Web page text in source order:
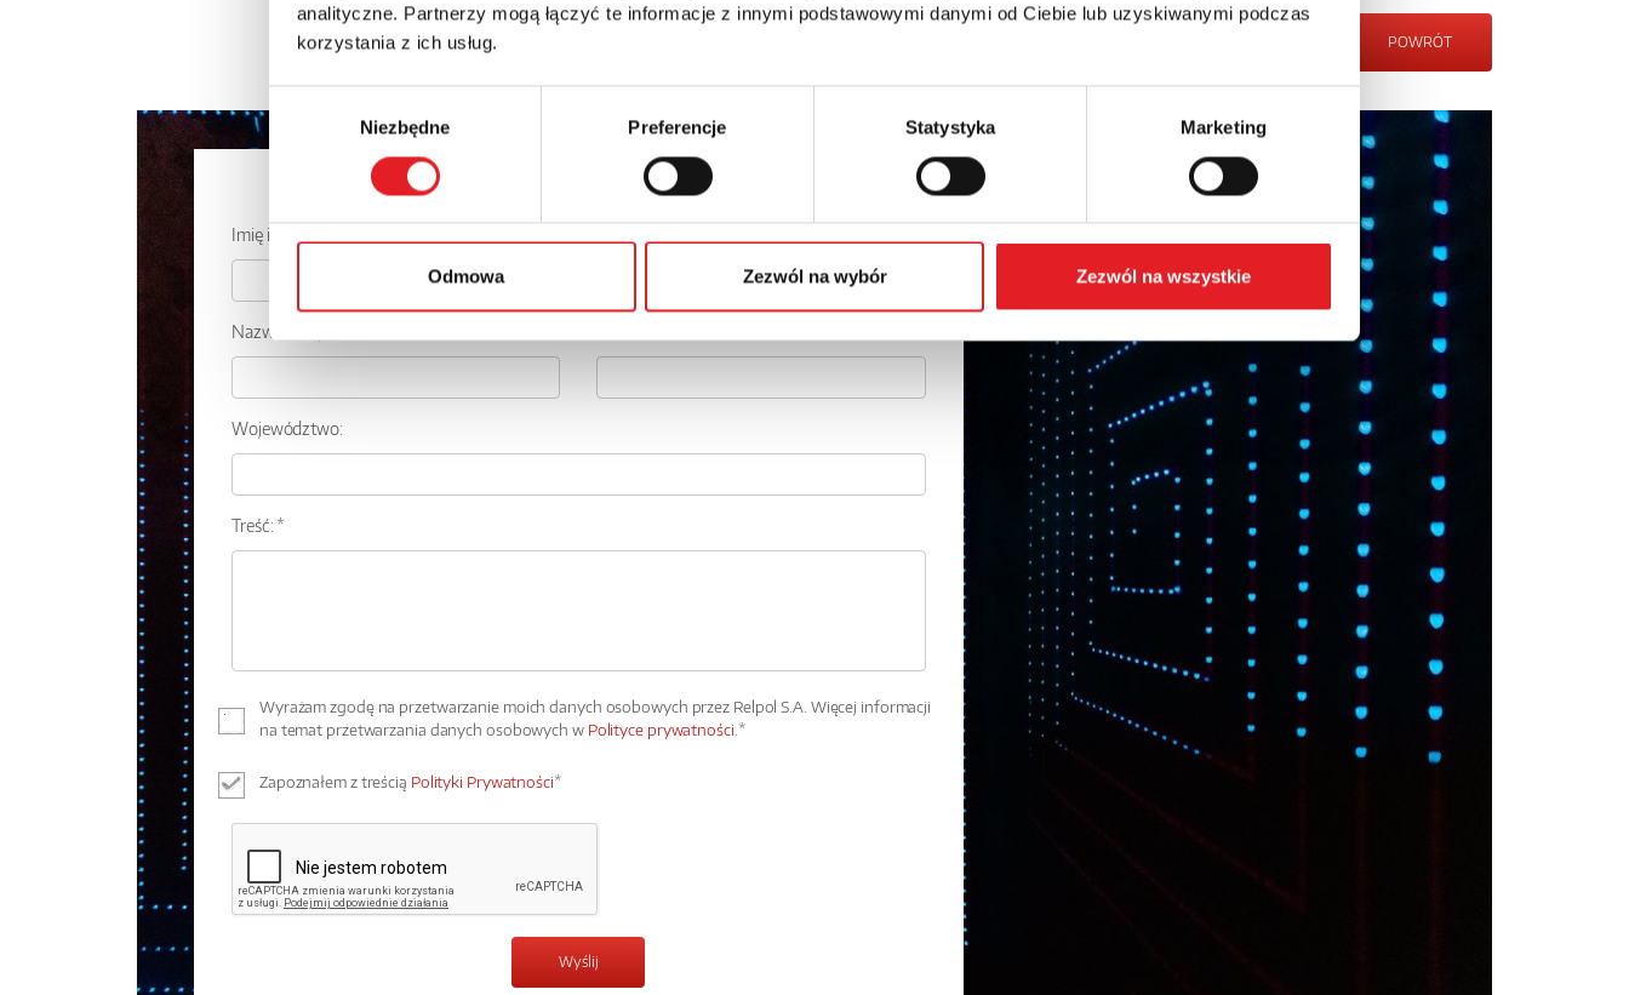
analityczne. Partnerzy mogą łączyć te informacje z innymi podstawowymi danymi od Ciebie lub uzyskiwanymi podczas
korzystania z ich usług.
Niezbędne Preferencje Statystyka Marketing
Odmowa Zezwól na wybór Zezwól na wszystkie
POWRÓT
Zapytaj o szczegóły oferty
Imię i nazwisko: *
Nazwa firmy:
Województwo:
Treść: *
Wyrażam zgodę na przetwarzanie moich danych osobowych przez Relpol S.A. Więcej informacji
na temat przetwarzania danych osobowych w Polityce prywatności.*
Zapoznałem z treścią Polityki Prywatności*